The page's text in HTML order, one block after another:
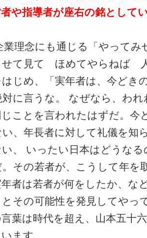
や指導者が座右の銘として
業理念にも通じる「やって
て見て ほめてやらねば
じめ、「実年者は、今どき
に言うな。 なぜなら、われ
ことを言われたはずだ。今
、年長者に対して礼儀を知
、 いったい日本はどうな
その若者が、こうして年を
者は若者が何をしたか、な
その可能性を発見してやっ
葉は時代を超え、山本五十
ます。